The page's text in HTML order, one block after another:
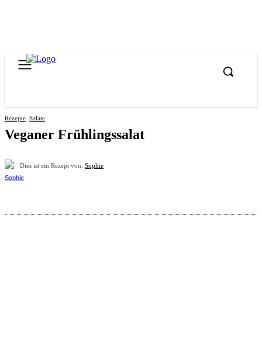
Rezepte Salate
Veganer Frühlingssalat
Dies ist ein Rezept von: Sophie